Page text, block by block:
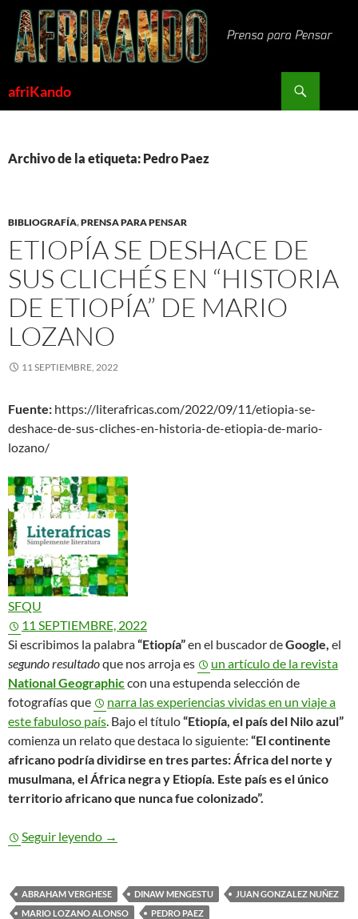
Saltar
contenido
afriKando
Archivo de la etiqueta: Pedro Paez
BIBLIOGRAFÍA,PRENSA PARA PENSAR
ETIOPÍA SE DESHACE DE
SUS CLICHÉS EN “HISTORIA
DE ETIOPÍA” DE MARIO
LOZANO
11 SEPTIEMBRE, 2022
Fuente: https://literafricas.com/2022/09/11/etiopia-se-
deshace-de-sus-cliches-en-historia-de-etiopia-de-mario-
lozano/
SFQU
11 SEPTIEMBRE, 2022
Si escribimos la palabra“Etiopía”en el buscador deGoogle, el
segundo resultadoque nos arroja es
un artículo de la revista
National Geographiccon una estupenda selección de
fotografías que
narra las experiencias vividas en un viaje a
este fabuloso país. Bajo el título“Etiopía, el país del Nilo azul”
comienza un relato que destaca lo siguiente: “El continente
africano podría dividirse en tres partes: África del norte y
musulmana, el África negra y Etiopía. Este país es el único
territorio africano que nunca fue colonizado”.
Seguir leyendo Etiopía se deshace de sus clichés en “Historia
→
ABRAHAM VERGHESE DINAW MENGESTU
JUAN GONZALEZ NUÑEZ
MARIO LOZANO ALONSO
PEDRO PAEZ